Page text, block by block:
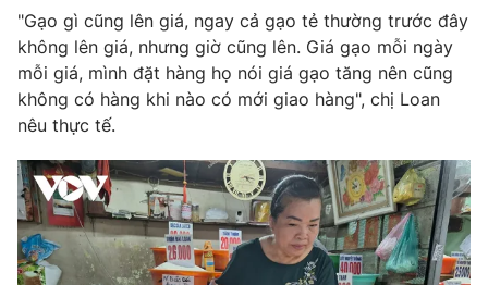
Photo Infographic
Video Shorts video
VTV Money VTV Thể thao
VTV Sức khoẻ Bất động sản
"Gạo gì cũng lên giá, ngay cả gạo tẻ thường trước đây
không lên giá, nhưng giờ cũng lên. Giá gạo mỗi ngày
mỗi giá, mình đặt hàng họ nói giá gạo tăng nên cũng
không có hàng khi nào có mới giao hàng", chị Loan
nêu thực tế.